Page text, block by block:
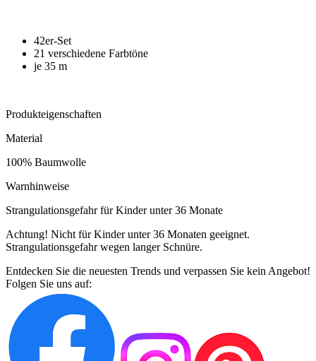
42er-Set
21 verschiedene Farbtöne
je 35 m
Produkteigenschaften
Material
100% Baumwolle
Warnhinweise
Strangulationsgefahr für Kinder unter 36 Monate
Achtung! Nicht für Kinder unter 36 Monaten geeignet.
Strangulationsgefahr wegen langer Schnüre.
Entdecken Sie die neuesten Trends und verpassen Sie kein Angebot!
Folgen Sie uns auf: